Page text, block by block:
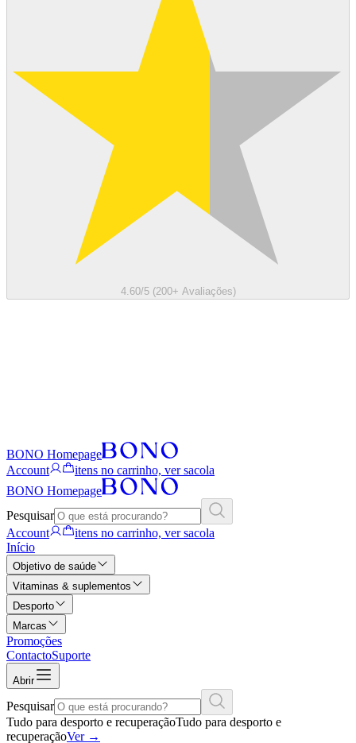
4.60/5 (200+ Avaliações)
BONO Homepage
Account
itens no carrinho, ver sacola
BONO Homepage
Pesquisar
Account
itens no carrinho, ver sacola
Início
Objetivo de saúde
Vitaminas & suplementos
Desporto
Marcas
Promoções
ContactoSuporte
Abrir
Pesquisar
Tudo para desporto e recuperaçãoTudo para desporto e
recuperaçãoVer →